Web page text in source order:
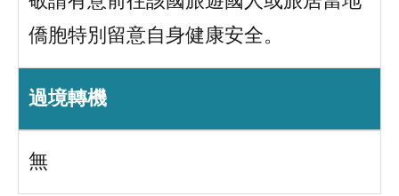
僑胞特別留意自身健康安全。
過境轉機
無